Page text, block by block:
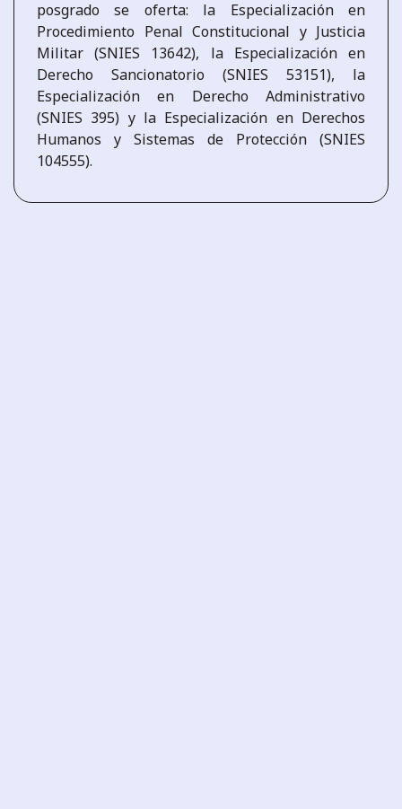
posgrado se oferta: la Especialización en
Procedimiento Penal Constitucional y Justicia
Militar (SNIES 13642), la Especialización en
Derecho Sancionatorio (SNIES 53151), la
Especialización en Derecho Administrativo
(SNIES 395) y la Especialización en Derechos
Humanos y Sistemas de Protección (SNIES
104555).